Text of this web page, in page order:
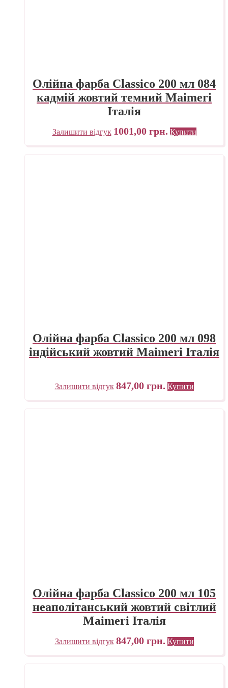
Олійна фарба Classico 200 мл 084
кадмій жовтий темний Maimeri
Італія
Залишити відгук 1001,00 грн. Купити
Олійна фарба Classico 200 мл 098
індійський жовтий Maimeri Італія
Залишити відгук 847,00 грн. Купити
Олійна фарба Classico 200 мл 105
неаполітанський жовтий світлий
Maimeri Італія
Залишити відгук 847,00 грн. Купити